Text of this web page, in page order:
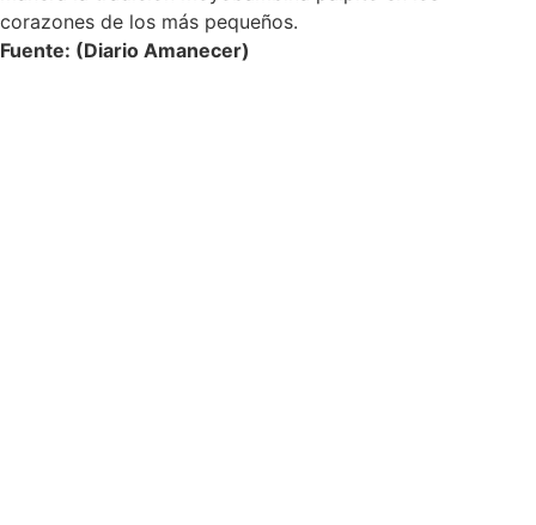
corazones de los más pequeños.
Fuente: (Diario Amanecer)